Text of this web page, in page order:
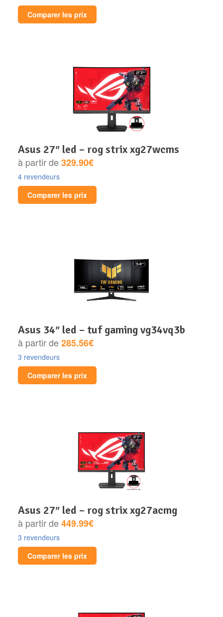
Comparer les prix
asus 27″ led – rog strix xg27wcms
à partir de329.90€
4 revendeurs
Comparer les prix
asus 34″ led – tuf gaming vg34vq3b
à partir de285.56€
3 revendeurs
Comparer les prix
asus 27″ led – rog strix xg27acmg
à partir de449.99€
3 revendeurs
Comparer les prix